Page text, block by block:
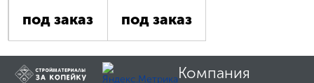
под заказ под заказ
Компания